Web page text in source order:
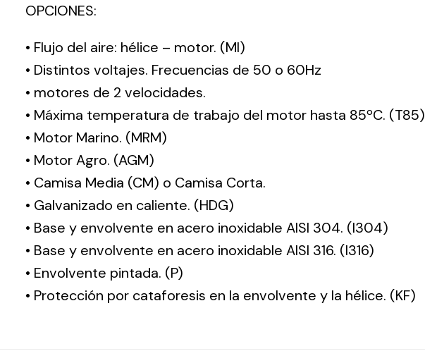
OPCIONES:
• Flujo del aire: hélice – motor. (MI)
• Distintos voltajes. Frecuencias de 50 o 60Hz
• motores de 2 velocidades.
• Máxima temperatura de trabajo del motor hasta 85ºC. (T85)
• Motor Marino. (MRM)
• Motor Agro. (AGM)
• Camisa Media (CM) o Camisa Corta.
• Galvanizado en caliente. (HDG)
• Base y envolvente en acero inoxidable AISI 304. (I304)
• Base y envolvente en acero inoxidable AISI 316. (I316)
• Envolvente pintada. (P)
• Protección por cataforesis en la envolvente y la hélice. (KF)